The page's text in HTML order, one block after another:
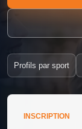
Profils par sport
INSCRIPTION